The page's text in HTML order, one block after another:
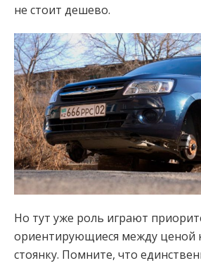
не стоит дешево.
Но тут уже роль играют
ориентирующиеся между ценой
стоянку. Помните, что